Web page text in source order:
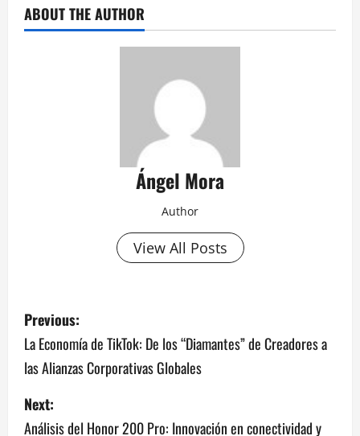
ABOUT THE AUTHOR
Ángel Mora
Author
View All Posts
P
o
s
t
Previous:
La Economía de TikTok: De los “Diamantes” de Creadores a
las Alianzas Corporativas Globales
Next:
Análisis del Honor 200 Pro: Innovación en conectividad y